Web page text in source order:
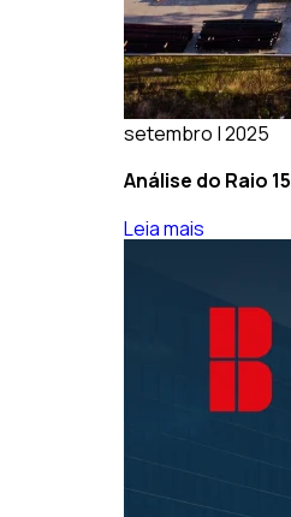
setembro | 2025
Análise do Raio
Leia mais